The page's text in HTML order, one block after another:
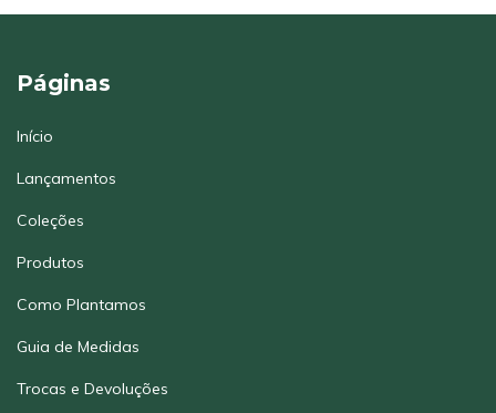
Páginas
Início
Lançamentos
Coleções
Produtos
Como Plantamos
Guia de Medidas
Trocas e Devoluções